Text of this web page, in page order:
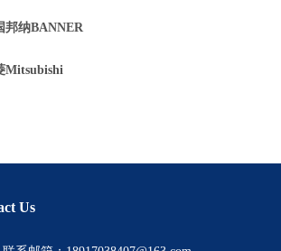
邦纳BANNER
Mitsubishi
Us